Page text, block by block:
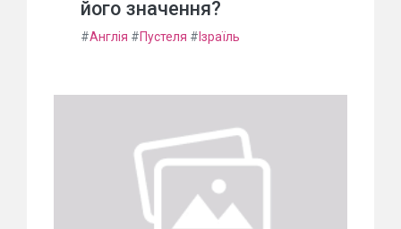
його значення?
#Англія #Пустеля # Ізраїль